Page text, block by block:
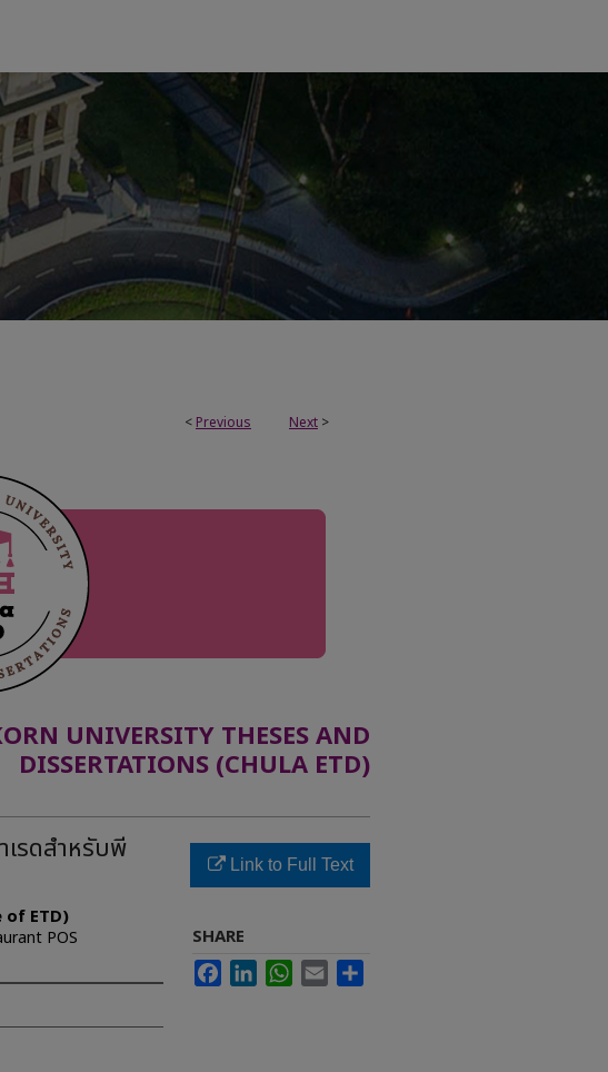
< Previous Next >
UNIVERSITY THESES AND
DISSERTATIONS (CHULA ETD)
รดสำหรับพี
ETD)
POS
Link to Full Text
SHARE
FacebookLinkedInWhatsApp
Email